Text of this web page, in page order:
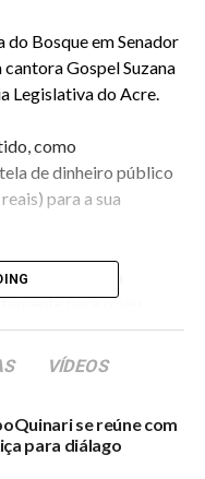
Bosque em Senador
Gospel Suzana
Legislativa do Acre.
como
de dinheiro público
para a sua
Campanha da
para o seu
DE OLIVEIRA,
60.000,00 (sessenta
rateados entre
Quinari, inclusive o
recebeu R$
supostamente
VÍDEOS
se reúne com
para diálago